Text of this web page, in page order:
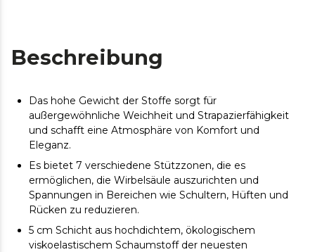
Beschreibung
Das hohe Gewicht der Stoffe sorgt für
außergewöhnliche Weichheit und Strapazierfähigkeit
und schafft eine Atmosphäre von Komfort und
Eleganz.
Es bietet 7 verschiedene Stützzonen, die es
ermöglichen, die Wirbelsäule auszurichten und
Spannungen in Bereichen wie Schultern, Hüften und
Rücken zu reduzieren.
5 cm Schicht aus hochdichtem, ökologischem
viskoelastischem Schaumstoff der neuesten